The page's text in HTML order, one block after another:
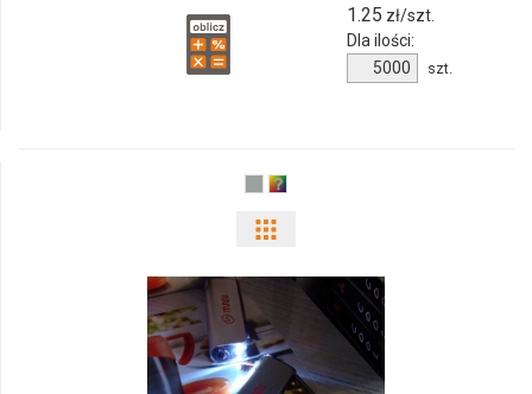
1.25 zł/szt.
Dla ilości:
Ilość
produktu
szt.
odmiany
ilości